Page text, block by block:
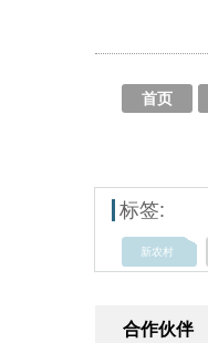
首页
标签:
新农村
合作伙伴